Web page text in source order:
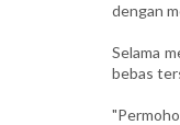
dengan
Selama
bebas